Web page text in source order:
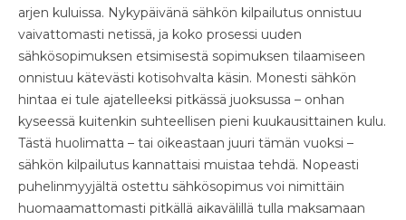
arjen kuluissa. Nykypäivänä sähkön kilpailutus onnistuu
vaivattomasti netissä, ja koko prosessi uuden
sähkösopimuksen etsimisestä sopimuksen tilaamiseen
onnistuu kätevästi kotisohvalta käsin. Monesti sähkön
hintaa ei tule ajatelleeksi pitkässä juoksussa – onhan
kyseessä kuitenkin suhteellisen pieni kuukausittainen kulu.
Tästä huolimatta – tai oikeastaan juuri tämän vuoksi –
sähkön kilpailutus kannattaisi muistaa tehdä. Nopeasti
puhelinmyyjältä ostettu sähkösopimus voi nimittäin
huomaamattomasti pitkällä aikavälillä tulla maksamaan